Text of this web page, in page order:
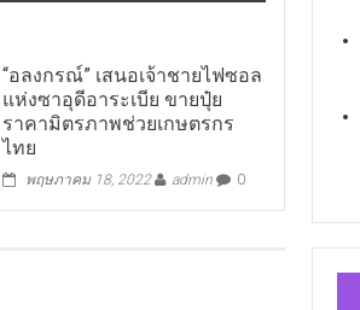
“อลงกรณ์” เสนอเจ้าชายไฟซอล
แห่งซาอุดีอาระเบีย ขายปุ๋ย
ราคามิตรภาพช่วยเกษตรกร
ไทย
พฤษภาคม 18, 2022 admin 0